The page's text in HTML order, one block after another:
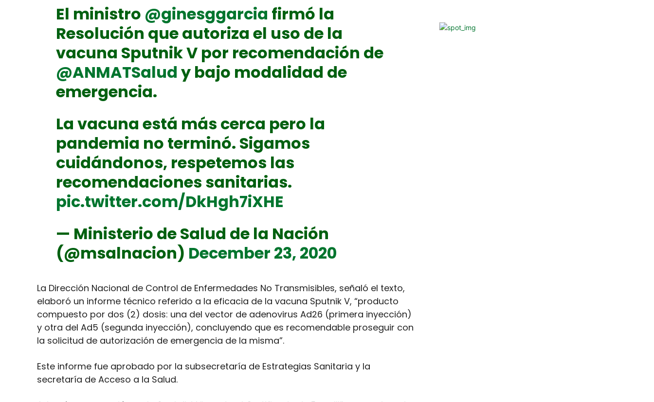
El ministro @ginesggarcia firmó la
Resolución que autoriza el uso de la
vacuna Sputnik V por recomendación de
@ANMATSalud y bajo modalidad de
emergencia.
La vacuna está más cerca pero la
pandemia no terminó. Sigamos
cuidándonos, respetemos las
recomendaciones sanitarias.
pic.twitter.com/DkHgh7iXHE
— Ministerio de Salud de la Nación
(@msalnacion) December 23, 2020
La Dirección Nacional de Control de Enfermedades No Transmisibles, señaló el texto,
elaboró un informe técnico referido a la eficacia de la vacuna Sputnik V, “producto
compuesto por dos (2) dosis: una del vector de adenovirus Ad26 (primera inyección)
y otra del Ad5 (segunda inyección), concluyendo que es recomendable proseguir con
la solicitud de autorización de emergencia de la misma”.
Este informe fue aprobado por la subsecretaría de Estrategias Sanitaria y la
secretaría de Acceso a la Salud.